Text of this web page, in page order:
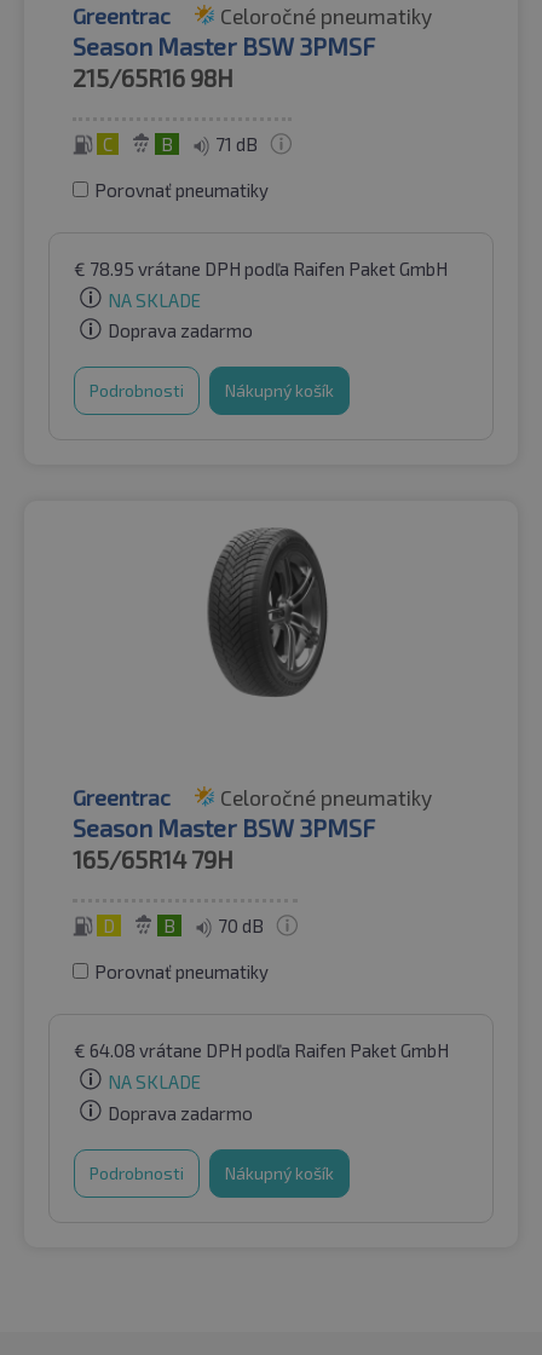
Greentrac Celoročné pneumatiky
Season Master BSW 3PMSF
215/65R16 98H
C B 71 dB
Porovnať pneumatiky
€ 78.95 vrátane DPH podľa Raifen Paket GmbH
NA SKLADE
Doprava zadarmo
Podrobnosti Nákupný košík
Greentrac Celoročné pneumatiky
Season Master BSW 3PMSF
165/65R14 79H
D B 70 dB
Porovnať pneumatiky
€ 64.08 vrátane DPH podľa Raifen Paket GmbH
NA SKLADE
Doprava zadarmo
Podrobnosti Nákupný košík